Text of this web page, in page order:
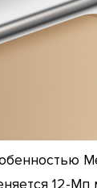
12-Мп